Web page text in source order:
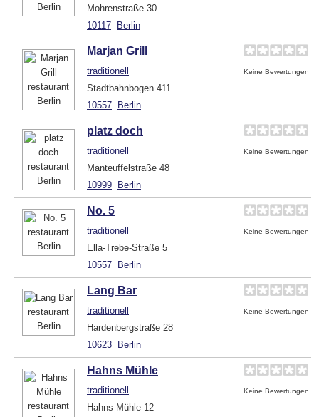
Mohrenstraße 30
10117 Berlin
Marjan Grill
traditionell Keine Bewertungen
Stadtbahnbogen 411
10557 Berlin
platz doch
traditionell Keine Bewertungen
Manteuffelstraße 48
10999 Berlin
No. 5
traditionell Keine Bewertungen
Ella-Trebe-Straße 5
10557 Berlin
Lang Bar
traditionell Keine Bewertungen
Hardenbergstraße 28
10623 Berlin
Hahns Mühle
traditionell Keine Bewertungen
Hahns Mühle 12